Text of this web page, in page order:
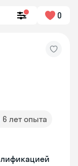
0
6 лет опыта